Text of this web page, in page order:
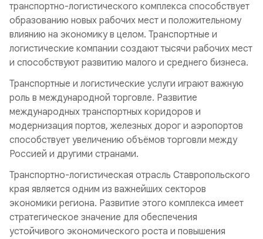
транспортно-логистического комплекса способствует
образованию новых рабочих мест и положительному
влиянию на экономику в целом. Транспортные и
логистические компании создают тысячи рабочих мест
и способствуют развитию малого и среднего бизнеса.
Транспортные и логистические услуги играют важную
роль в международной торговле. Развитие
международных транспортных коридоров и
модернизация портов, железных дорог и аэропортов
способствует увеличению объёмов торговли между
Россией и другими странами.
Транспортно-логистическая отрасль Ставропольского
края является одним из важнейших секторов
экономики региона. Развитие этого комплекса имеет
стратегическое значение для обеспечения
устойчивого экономического роста и повышения